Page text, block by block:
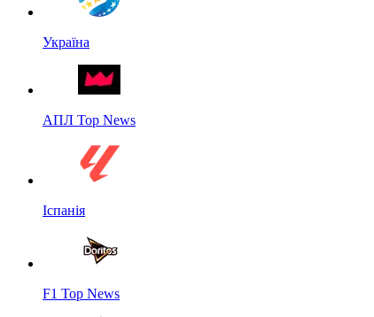
Україна
АПЛ Top News
Іспанія
F1 Top News